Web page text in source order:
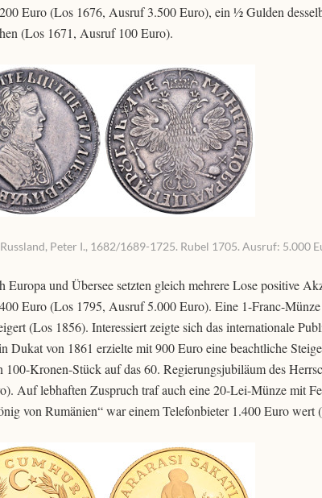
Euro (Los 1676, Ausruf 3.500 Euro), ein ½ Gulden
(Los 1671, Ausruf 100 Euro).
Peter I., 1682/1689-1725. Rubel 1705. Ausruf: 5.000
Europa und Übersee setzten gleich mehrere Lose positive
Euro (Los 1795, Ausruf 5.000 Euro). Eine 1-Franc-
(Los 1856). Interessiert zeigte sich das internationale
Dukat von 1861 erzielte mit 900 Euro eine beachtliche
100-Kronen-Stück auf das 60. Regierungsjubiläum des
Auf lebhaften Zuspruch traf auch eine 20-Lei-Münze mit
von Rumänien“ war einem Telefonbieter 1.400 Euro